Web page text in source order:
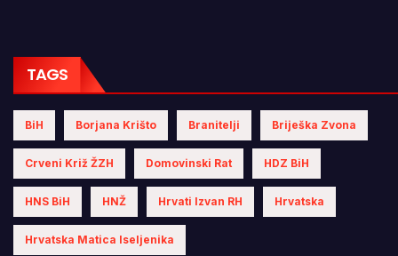
TAGS
BiH Borjana Krišto Branitelji Briješka Zvona
Crveni Križ ŽZH Domovinski Rat HDZ BiH
HNS BiH HNŽ Hrvati Izvan RH Hrvatska
Hrvatska Matica Iseljenika